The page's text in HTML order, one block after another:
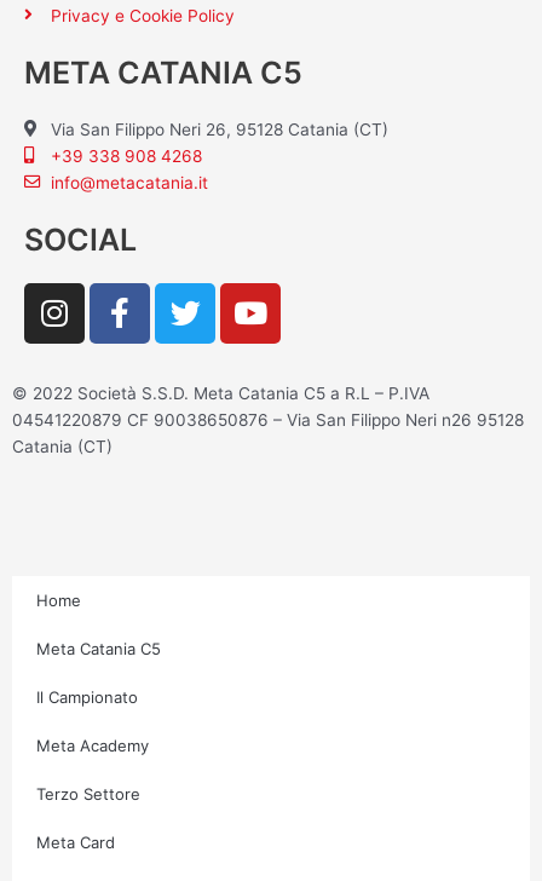
Privacy e Cookie Policy
META CATANIA C5
Via San Filippo Neri 26, 95128 Catania (CT)
+39 338 908 4268
info@metacatania.it
SOCIAL
I
n
t
a
g
F
a
e
b
T
w
t
t
Y
o
t
u
© 2022 Società S.S.D. Meta Catania C5 a R.L – P.IVA
04541220879 CF 90038650876 – Via San Filippo Neri n26 95128
Catania (CT)
Home
Meta Catania C5
Il Campionato
Meta Academy
Terzo Settore
Meta Card